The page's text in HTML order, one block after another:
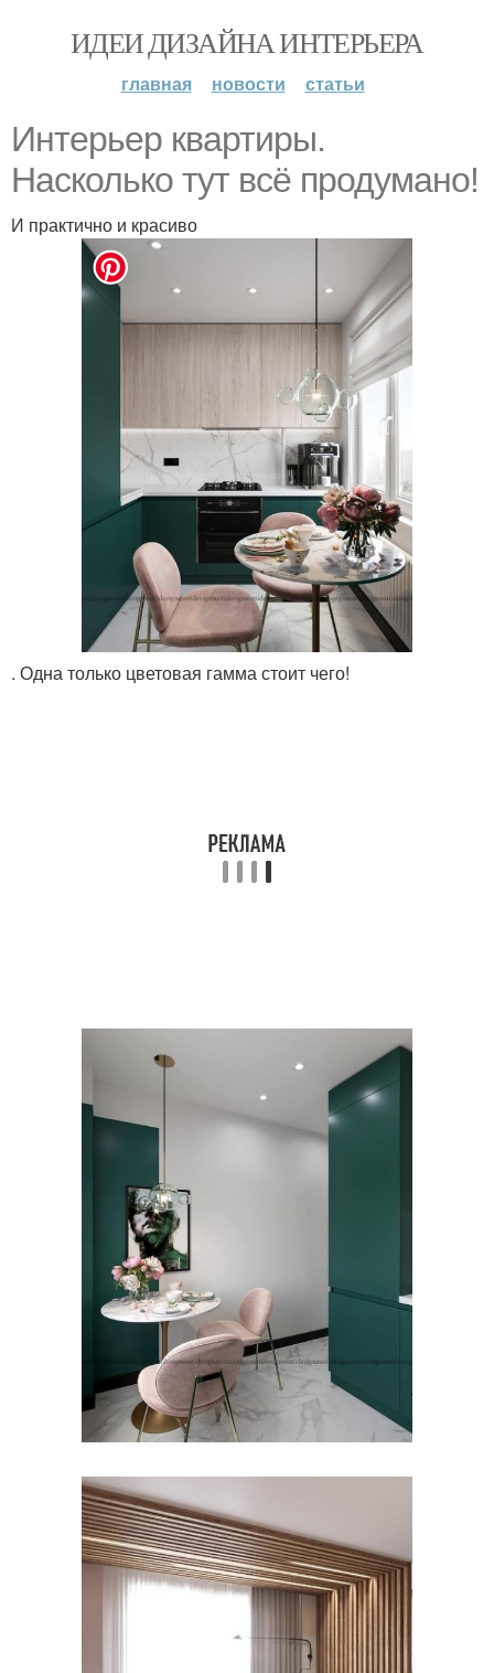
ИДЕИ ДИЗАЙНА ИНТЕРЬЕРА
главная новости статьи
Интерьер квартиры.
Насколько тут всё продумано!
И практично и красиво
. Одна только цветовая гамма стоит чего!